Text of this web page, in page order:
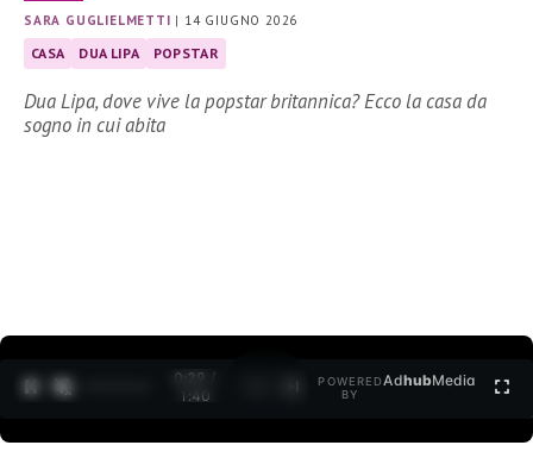
SARA GUGLIELMETTI | 14 GIUGNO 2026
CASA DUA LIPA POPSTAR
Dua Lipa, dove vive la popstar britannica? Ecco la casa da
sogno in cui abita
0:30 /
1:40
POWERED
BY
AdhubMedia